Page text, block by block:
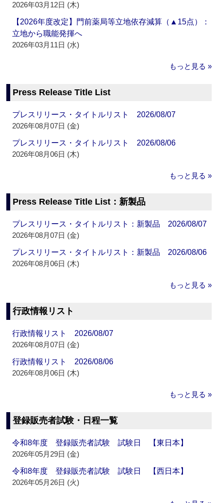
2026年03月12日 (木)
【2026年度改定】門前薬局等立地依存減算（▲15点）：
立地から職能発揮へ
2026年03月11日 (水)
もっと見る »
Press Release Title List
プレスリリース・タイトルリスト 2026/08/07
2026年08月07日 (金)
プレスリリース・タイトルリスト 2026/08/06
2026年08月06日 (木)
もっと見る »
Press Release Title List：新製品
プレスリリース・タイトルリスト：新製品 2026/08/07
2026年08月07日 (金)
プレスリリース・タイトルリスト：新製品 2026/08/06
2026年08月06日 (木)
もっと見る »
行政情報リスト
行政情報リスト 2026/08/07
2026年08月07日 (金)
行政情報リスト 2026/08/06
2026年08月06日 (木)
もっと見る »
登録販売者試験・日程一覧
令和8年度 登録販売者試験 試験日 【東日本】
2026年05月29日 (金)
令和8年度 登録販売者試験 試験日 【西日本】
2026年05月26日 (火)